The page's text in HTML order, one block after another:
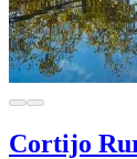
Cortijo